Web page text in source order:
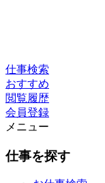
仕事検索
おすすめ
閲覧履歴
会員登録
メニュー
仕事を探す